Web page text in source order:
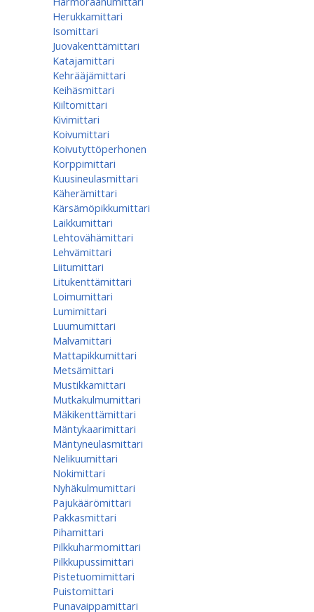
Herukkamittari
Isomittari
Juovakenttämittari
Katajamittari
Kehrääjämittari
Keihäsmittari
Kiiltomittari
Kivimittari
Koivumittari
Koivutyttöperhonen
Korppimittari
Kuusineulasmittari
Käherämittari
Kärsämöpikkumittari
Laikkumittari
Lehtovähämittari
Lehvämittari
Liitumittari
Litukenttämittari
Loimumittari
Lumimittari
Luumumittari
Malvamittari
Mattapikkumittari
Metsämittari
Mustikkamittari
Mutkakulmumittari
Mäkikenttämittari
Mäntykaarimittari
Mäntyneulasmittari
Nelikuumittari
Nokimittari
Nyhäkulmumittari
Pajukäärömittari
Pakkasmittari
Pihamittari
Pilkkuharmomittari
Pilkkupussimittari
Pistetuomimittari
Puistomittari
Punavaippamittari